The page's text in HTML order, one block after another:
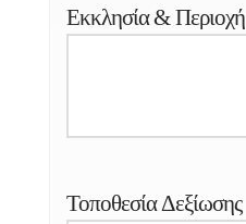
Εκκλησία & Περιοχή
Τοποθεσία Δεξίωσης